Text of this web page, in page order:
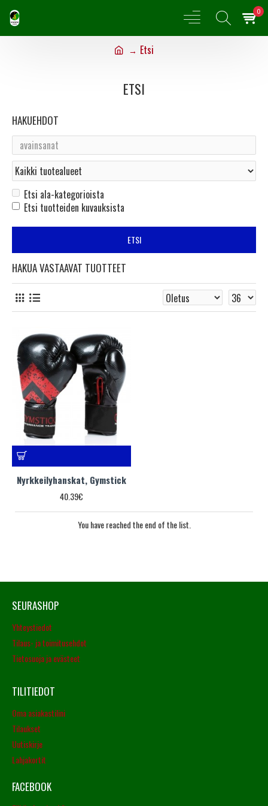
0
Etsi
ETSI
HAKUEHDOT
Etsi ala-kategorioista
Etsi tuotteiden kuvauksista
ETSI
HAKUA VASTAAVAT TUOTTEET
Nyrkkeilyhanskat, Gymstick
40.39€
You have reached the end of the list.
SEURASHOP
Yhteystiedot
Tilaus- ja toimitusehdot
Tietosuoja ja evästeet
TILITIEDOT
Oma asiakastilini
Tilaukset
Uutiskirje
Lahjakortit
FACEBOOK